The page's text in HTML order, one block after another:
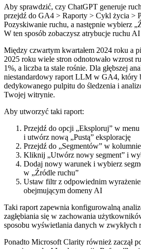
Aby sprawdzić, czy ChatGPT generuje
przejdź do GA4 > Raporty > Cykl życia >
Pozyskiwanie ruchu, a następnie wybierz
W ten sposób zobaczysz atrybucje ruchu
Między czwartym kwartałem 2024 roku a
2025 roku wiele stron odnotowało wzrost
1%, a liczba ta stale rośnie. Dla głębszej
niestandardowy raport LLM w GA4, który
dedykowanego pulpitu do śledzenia i
Twojej witrynie.
Aby utworzyć taki raport:
Przejdź do opcji „Eksploruj” w
i utwórz nową „Pustą” eksplorację
Przejdź do „Segmentów” w
Kliknij „Utwórz nowy segment” i
Dodaj nowy warunek i wybierz
w „Źródle ruchu”
Ustaw filtr z odpowiednim
obejmującym domeny AI
Taki raport zapewnia konfigurowalną
zagłębiania się w zachowania
sposobu wyświetlania danych w zwykłych
Ponadto Microsoft Clarity również zaczął